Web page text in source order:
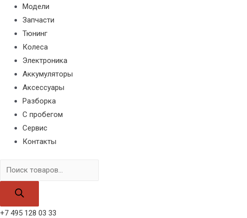
Модели
Запчасти
Тюнинг
Колеса
Электроника
Аккумуляторы
Аксессуары
Разборка
С пробегом
Сервис
Контакты
Поиск
товаров
+7 495 128 03 33